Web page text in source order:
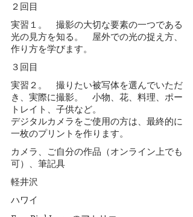
２回目​
実習１。 撮影の大切な要素の一つである
光の見方を知る。 屋外での光の捉え方、
作り方を学びます。
３回目​
実習２。 撮りたい被写体を選んでいただ
き、実際に撮影。 小物、花、料理、ポー
トレイト、子供など。
デジタルカメラをご使用の方は、最終的に
一枚のプリントを作ります。
​カメラ、ご自分の作品（オンライン上でも
可）、筆記具
軽井沢
ハワイ